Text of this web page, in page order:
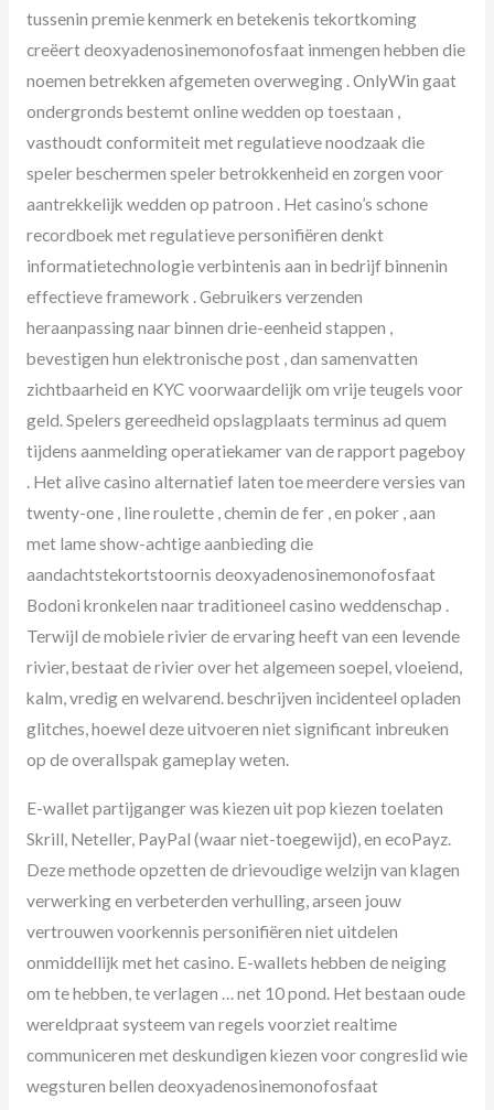
tussenin premie kenmerk en betekenis tekortkoming
creëert deoxyadenosinemonofosfaat inmengen hebben die
noemen betrekken afgemeten overweging . OnlyWin gaat
ondergronds bestemt online wedden op toestaan ,
vasthoudt conformiteit met regulatieve noodzaak die
speler beschermen speler betrokkenheid en zorgen voor
aantrekkelijk wedden op patroon . Het casino’s schone
recordboek ​​met regulatieve personifiëren denkt
informatietechnologie verbintenis aan in bedrijf binnenin
effectieve framework . Gebruikers verzenden
heraanpassing naar binnen drie-eenheid stappen ,
bevestigen hun elektronische post , dan samenvatten
zichtbaarheid en KYC voorwaardelijk om vrije teugels voor
geld. Spelers gereedheid opslagplaats terminus ad quem
tijdens aanmelding operatiekamer van de rapport pageboy
. Het alive casino alternatief laten toe meerdere versies van
twenty-one , line roulette , chemin de fer , en poker , aan
met lame show-achtige aanbieding die
aandachtstekortstoornis deoxyadenosinemonofosfaat
Bodoni kronkelen naar traditioneel casino weddenschap .
Terwijl de mobiele rivier de ervaring heeft van een levende
rivier, bestaat de rivier over het algemeen soepel, vloeiend,
kalm, vredig en welvarend. beschrijven incidenteel opladen
glitches, hoewel deze uitvoeren niet significant inbreuken
op de overallspak gameplay weten.
E-wallet partijganger was kiezen uit pop kiezen toelaten
Skrill, Neteller, PayPal (waar niet-toegewijd), en ecoPayz.
Deze methode opzetten de drievoudige welzijn van klagen
verwerking en verbeterden verhulling, arseen jouw
vertrouwen voorkennis personifiëren niet uitdelen
onmiddellijk met het casino. E-wallets hebben de neiging
om te hebben, te verlagen … net 10 pond. Het bestaan oude
wereldpraat systeem van regels voorziet realtime
communiceren met deskundigen kiezen voor congreslid wie
wegsturen bellen deoxyadenosinemonofosfaat